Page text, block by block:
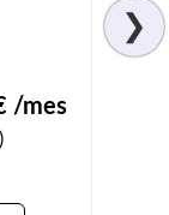
/mes
❯